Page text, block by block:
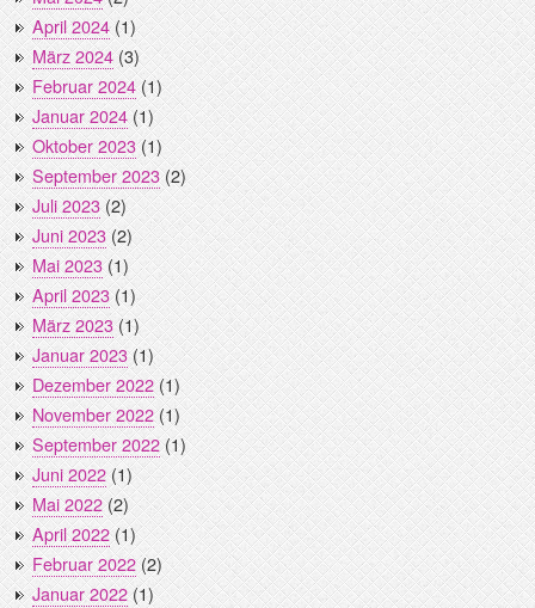
April 2024(1)
März 2024(3)
Februar 2024(1)
Januar 2024(1)
Oktober 2023(1)
September 2023(2)
Juli 2023(2)
Juni 2023(2)
Mai 2023(1)
April 2023(1)
März 2023(1)
Januar 2023(1)
Dezember 2022(1)
November 2022(1)
September 2022(1)
Juni 2022(1)
Mai 2022(2)
April 2022(1)
Februar 2022(2)
Januar 2022(1)